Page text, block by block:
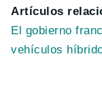
Artículos
El gobierno
vehículos